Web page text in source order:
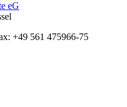
eG
+49 561 475966-75